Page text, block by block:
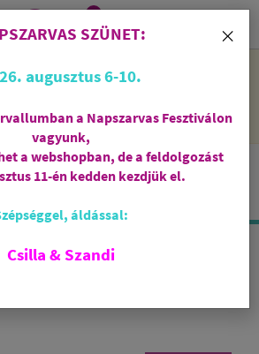
2026. augusztus 6-10 - rendelni lehet
feldolgozni őket.
0
×
SZÜNET:
augusztus 6-10.
a Napszarvas Fesztiválon
vagyunk,
a webshopban, de a feldolgozást
11-én kedden kezdjük el.
áldással:
Csilla & Szandi